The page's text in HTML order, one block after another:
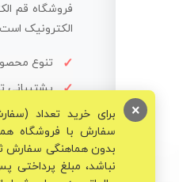
فروشگاه قم
الکترونیک
تنوع
پشتیبانی
© تمامی حقوق برای
برای خرید تعداد
سفارش با فروشگاه
بدون هماهنگی سفارش
نباشد، مبلغ پرداختی
×